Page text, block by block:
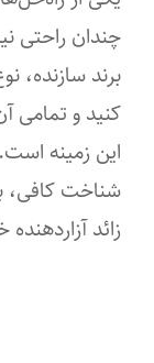
چندان راحتی
برند سازنده،
کنید و تمامی
این زمینه است.
شناخت کافی،
زائد آزاردهنده